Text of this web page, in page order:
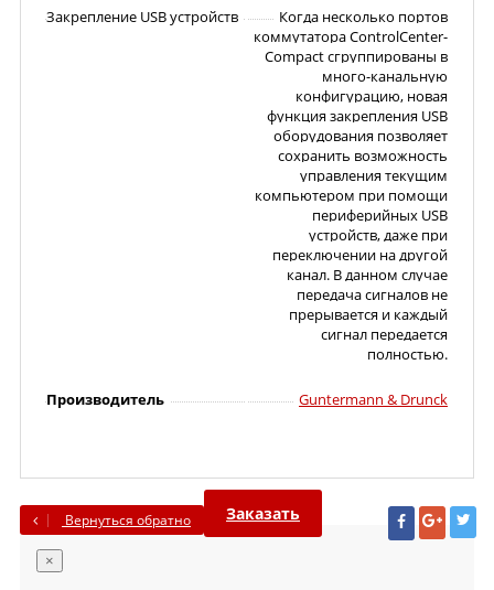
Закрепление USB устройств
Когда несколько портов
коммутатора ControlCenter-
Compact сгруппированы в
много-канальную
конфигурацию, новая
функция закрепления USB
оборудования позволяет
сохранить возможность
управления текущим
компьютером при помощи
периферийных USB
устройств, даже при
переключении на другой
канал. В данном случае
передача сигналов не
прерывается и каждый
сигнал передается
полностью.
Производитель Guntermann & Drunck
Вернуться обратно Заказать
×